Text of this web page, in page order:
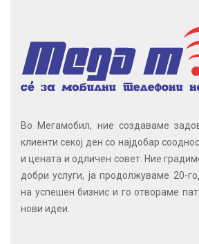
Во Мегамобил, ние создаваме
клиенти секој ден со најдобар
и цената и одличен совет. Ние
добри услуги, ја продолжуваме 20-
на успешен бизнис и го отвораме
нови идеи.